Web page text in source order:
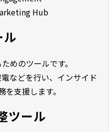
Hub
ル
めのツールです。
などを行い、インサイド
支援します。
ツール